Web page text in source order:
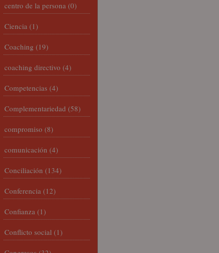
centro de la persona (0)
Ciencia (1)
Coaching (19)
coaching directivo (4)
Competencias (4)
Complementariedad (58)
compromiso (8)
comunicación (4)
Conciliación (134)
Conferencia (12)
Confianza (1)
Conflicto social (1)